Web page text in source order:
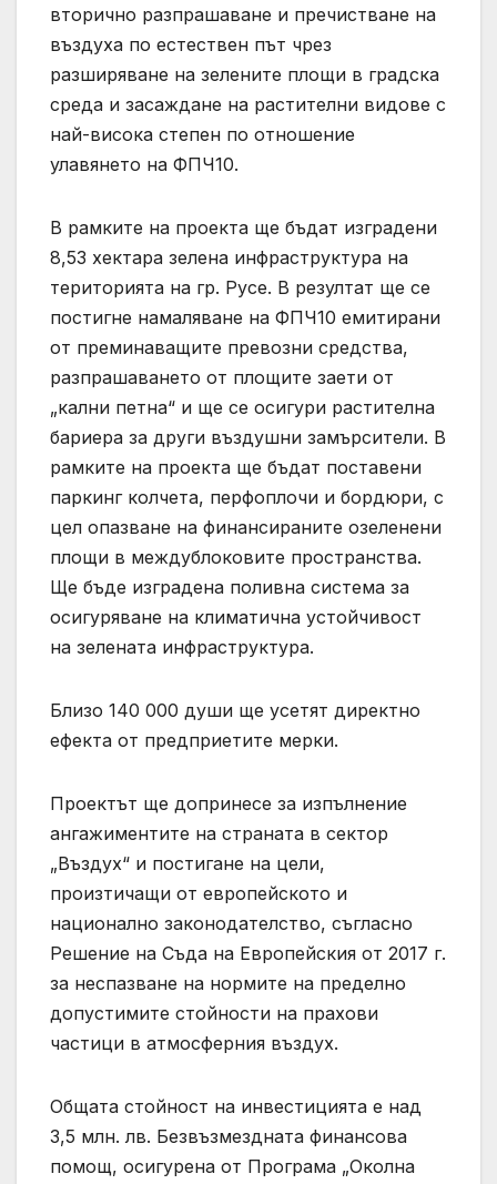
вторично разпрашаване и пречистване на
въздуха по естествен път чрез
разширяване на зелените площи в градска
среда и засаждане на растителни видове с
най-висока степен по отношение
улавянето на ФПЧ10.
В рамките на проекта ще бъдат изградени
8,53 хектара зелена инфраструктура на
територията на гр. Русе. В резултат ще се
постигне намаляване на ФПЧ10 емитирани
от преминаващите превозни средства,
разпрашаването от площите заети от
„кални петна“ и ще се осигури растителна
бариера за други въздушни замърсители. В
рамките на проекта ще бъдат поставени
паркинг колчета, перфоплочи и бордюри, с
цел опазване на финансираните озеленени
площи в междублоковите пространства.
Ще бъде изградена поливна система за
осигуряване на климатична устойчивост
на зелената инфраструктура.
Близо 140 000 души ще усетят директно
ефекта от предприетите мерки.
Проектът ще допринесе за изпълнение
ангажиментите на страната в сектор
„Въздух“ и постигане на цели,
произтичащи от европейското и
национално законодателство, съгласно
Решение на Съда на Европейския от 2017 г.
за неспазване на нормите на пределно
допустимите стойности на прахови
частици в атмосферния въздух.
Общата стойност на инвестицията е над
3,5 млн. лв. Безвъзмездната финансова
помощ, осигурена от Програма „Околна